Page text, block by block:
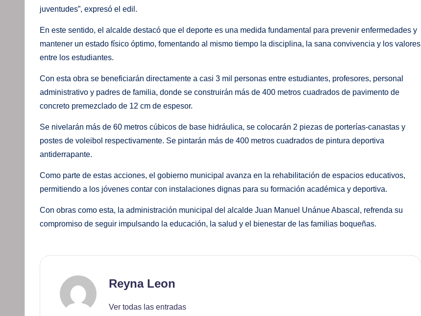
juventudes”, expresó el edil.
En este sentido, el alcalde destacó que el deporte es una medida fundamental para prevenir enfermedades y
mantener un estado físico óptimo, fomentando al mismo tiempo la disciplina, la sana convivencia y los valores
entre los estudiantes.
Con esta obra se beneficiarán directamente a casi 3 mil personas entre estudiantes, profesores, personal
administrativo y padres de familia, donde se construirán más de 400 metros cuadrados de pavimento de
concreto premezclado de 12 cm de espesor.
Se nivelarán más de 60 metros cúbicos de base hidráulica, se colocarán 2 piezas de porterías-canastas y
postes de voleibol respectivamente. Se pintarán más de 400 metros cuadrados de pintura deportiva
antiderrapante.
Como parte de estas acciones, el gobierno municipal avanza en la rehabilitación de espacios educativos,
permitiendo a los jóvenes contar con instalaciones dignas para su formación académica y deportiva.
Con obras como esta, la administración municipal del alcalde Juan Manuel Unánue Abascal, refrenda su
compromiso de seguir impulsando la educación, la salud y el bienestar de las familias boqueñas.
Reyna Leon
Ver todas las entradas